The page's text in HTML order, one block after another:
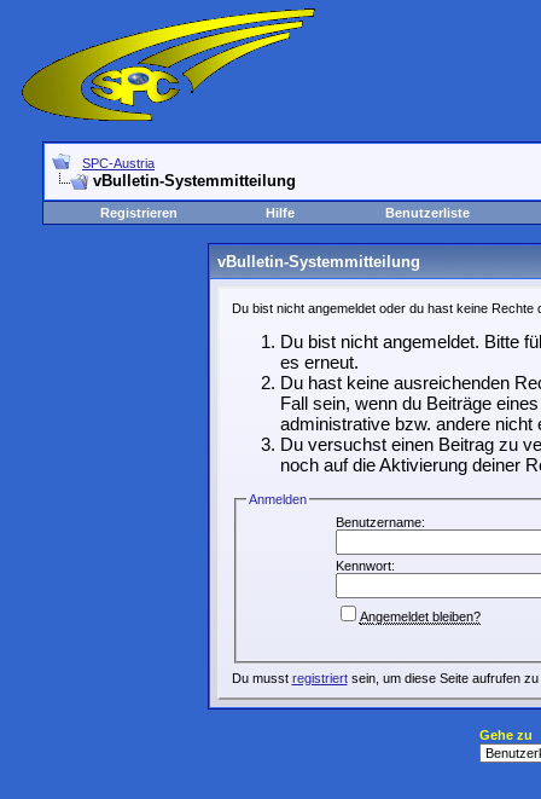
SPC-Austria
vBulletin-Systemmitteilung
Registrieren Hilfe Benutzerliste
vBulletin-Systemmitteilung
Du bist nicht angemeldet oder du hast keine
Du bist nicht angemeldet. Bitte
es erneut.
Du hast keine ausreichenden
Fall sein, wenn du Beiträge
administrative bzw. andere nicht
Du versuchst einen Beitrag zu
noch auf die Aktivierung deiner
Anmelden
Benutzername:
Kennwort:
Angemeldet bleiben?
Du musst registriertsein, um diese Seite aufrufen zu
Gehe zu